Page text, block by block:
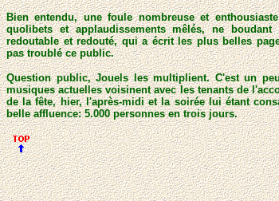
Bien entendu, une foule nombreuse et
quolibets et applaudissements mêlés, ne
redoutable et redouté, qui a écrit les plus belles
pas troublé ce public.
Question public, Jouels les multiplient. C'est un
musiques actuelles voisinent avec les tenants de
de la fête, hier, l'après-midi et la soirée lui étant
belle affluence: 5.000 personnes en trois jours.